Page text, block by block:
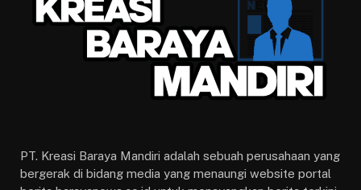
PT. Kreasi Baraya Mandiri adalah sebuah perusahaan yang
bergerak di bidang media yang menaungi website portal